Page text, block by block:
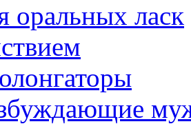
оральных ласк